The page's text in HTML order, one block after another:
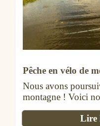
Pêche en vélo de
Nous avons
montagne ! Voici
Lire